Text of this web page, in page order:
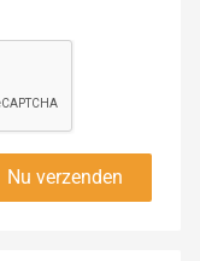
Nu verzenden